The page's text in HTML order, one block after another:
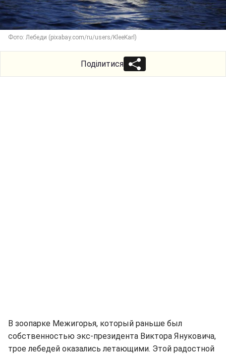
Фото: Лебеди (pixabay.com/ru/users/KleeKarl)
Поділитися
В зоопарке Межигорья, который раньше был
собственностью экс-президента Виктора Януковича,
трое лебедей оказались летающими. Этой радостной